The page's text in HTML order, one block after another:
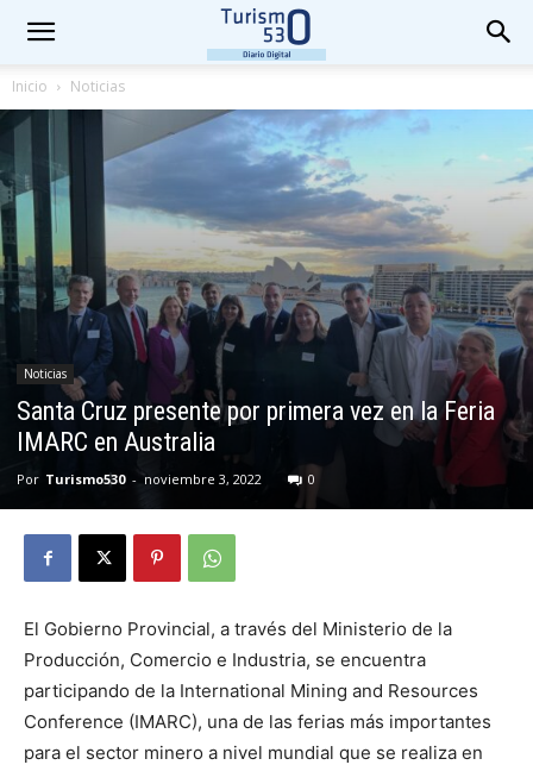
Inicio Noticias
Noticias
Santa Cruz presente por primera vez en la Feria
IMARC en Australia
Por Turismo530 - noviembre 3, 2022 0
El Gobierno Provincial, a través del Ministerio de la
Producción, Comercio e Industria, se encuentra
participando de la International Mining and Resources
Conference (IMARC), una de las ferias más importantes
para el sector minero a nivel mundial que se realiza en